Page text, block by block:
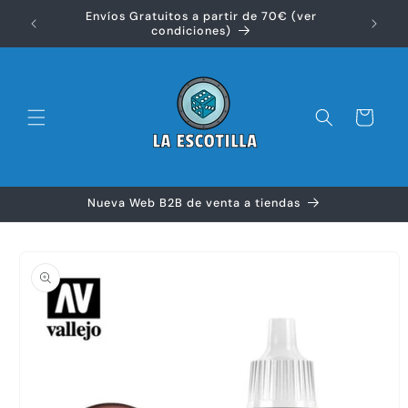
directamenteEnvíos Gratuitos a partir de 70€ (ver
condiciones)
Carrito
Nueva Web B2B de venta a tiendas
información
del producto